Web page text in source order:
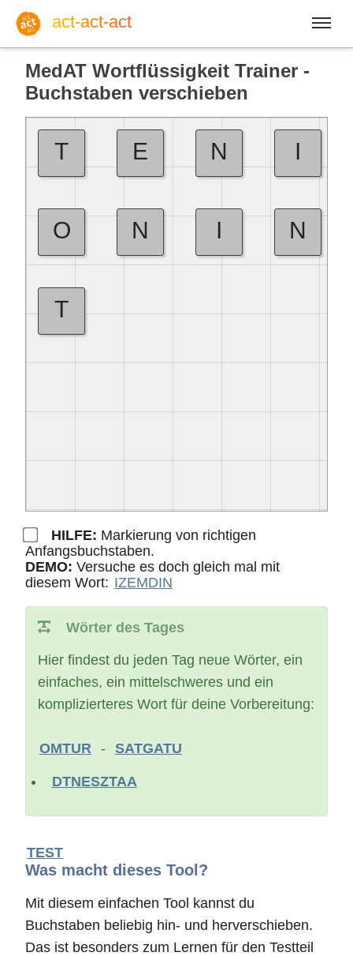
act-act-act
Anmelden
Englisch
MedAT Wortflüssigkeit Trainer -
Buchstaben verschieben
HILFE: Markierung von richtigen
Anfangsbuchstaben.
DEMO: Versuche es doch gleich mal mit
diesem Wort: IZEMDIN
Wörter des Tages
Hier findest du jeden Tag neue Wörter, ein
einfaches, ein mittelschweres und ein
komplizierteres Wort für deine Vorbereitung:
OMTUR - SATGATU
DTNESZTAA
TEST
Was macht dieses Tool?
Mit diesem einfachen Tool kannst du
Buchstaben beliebig hin- und herverschieben.
Das ist besonders zum Lernen für den Testteil
T E N I
O N I N
T